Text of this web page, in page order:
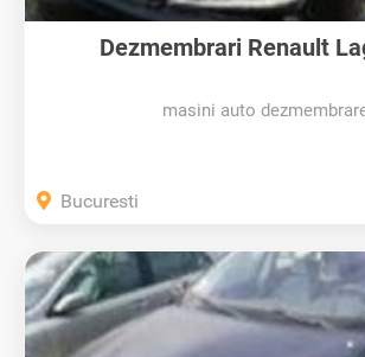
Dezmembrari Renault
masini auto
Bucuresti